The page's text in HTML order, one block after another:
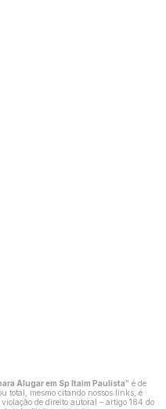
Alugar em Sp Itaim Paulista" é de
total, mesmo citando nossos links, é
de direito autoral – artigo 184 do